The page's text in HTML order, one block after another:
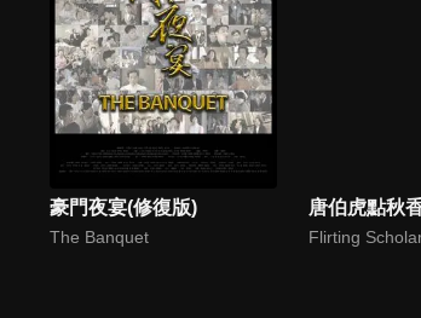
豪門夜宴(修復版)
The Banquet
唐伯虎點秋
Flirting